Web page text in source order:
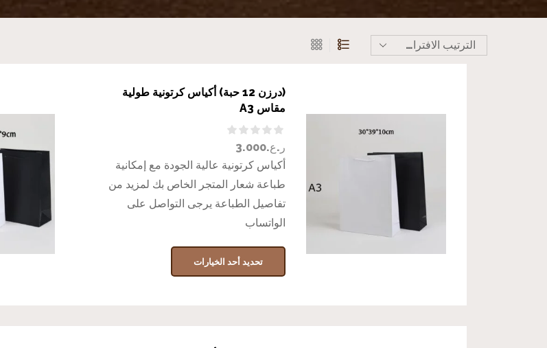
(درزن 12 حبة) أكياس كرتونية طولية
مقاس A3
ر.ع.3.000
أكياس كرتونية عالية الجودة مع إمكانية
طباعة شعار المتجر الخاص بك لمزيد من
تفاصيل الطباعة يرجى التواصل على
الواتساب
تحديد أحد الخيارات